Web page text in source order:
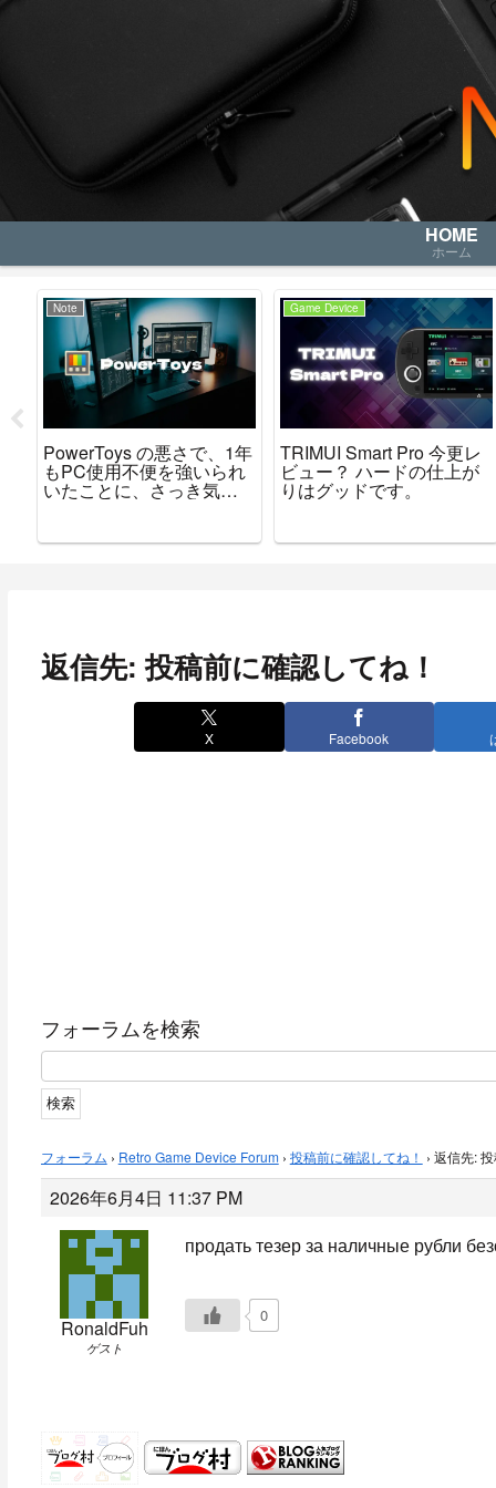
HOME
ホーム
Note
PowerToys の悪さで、1年
もPC使用不便を強いられ
いたことに、さっき気が
Game Device
TRIMUI Smart Pro 今更レ
ビュー？ ハードの仕上が
りはグッドです。
返信先: 投稿前に確認してね！
X Facebook
フォーラムを検索
フォーラム › Retro Game Device Forum › 投稿前に確認してね！ › 返信先:
2026年6月4日 11:37 PM
RonaldFuh
ゲスト
продать тезер за наличные рубли
0